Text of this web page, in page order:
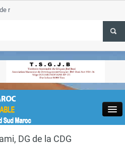
post-inondations
l’aerien a Dakhla et
Tata
renforce les vols Paris-
DG de la CDG